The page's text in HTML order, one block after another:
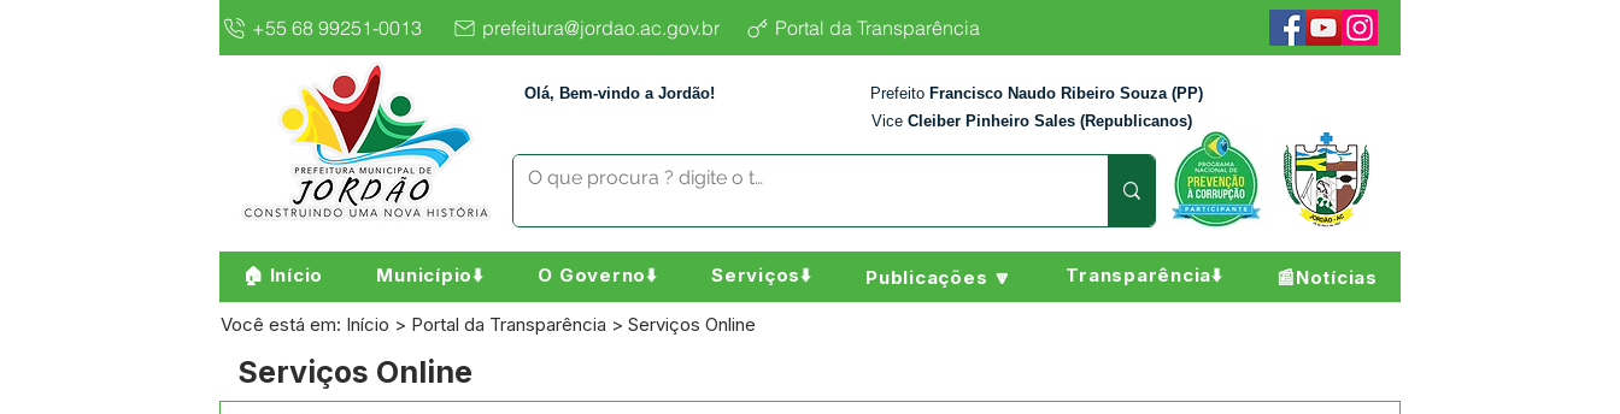
+55 68 99251-0013 prefeitura@jordao.ac.gov.br Portal da Transparência
Olá, Bem-vindo a Jordão! Prefeito Francisco Naudo Ribeiro Souza (PP)
Vice Cleiber Pinheiro Sales (Republicanos)
🏠 Início Município⬇️ O Governo⬇️ Serviços⬇️ Publicações 🔽 Transparência⬇️ 📰Notícias
Você está em: Início > Portal da Transparência > Serviços Online
Serviços Online